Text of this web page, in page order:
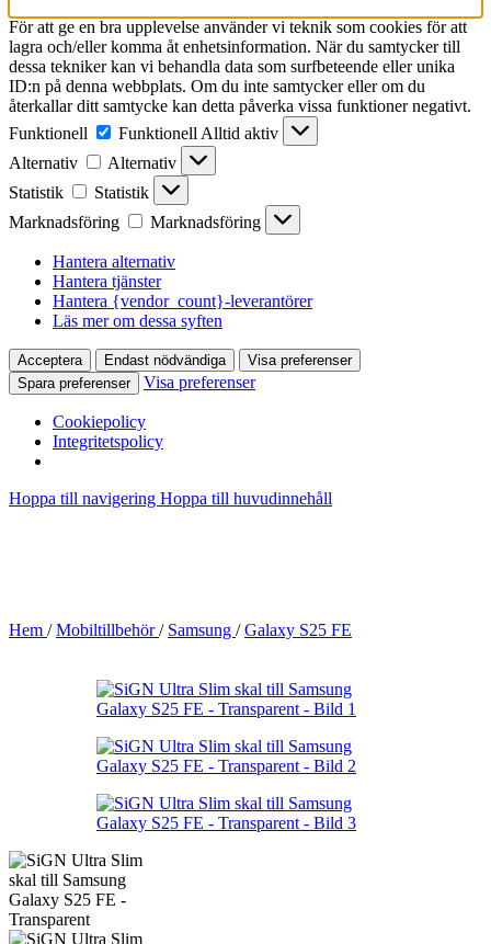
För att ge en bra upplevelse använder vi teknik som cookies för att
lagra och/eller komma åt enhetsinformation. När du samtycker till
dessa tekniker kan vi behandla data som surfbeteende eller unika
ID:n på denna webbplats. Om du inte samtycker eller om du
återkallar ditt samtycke kan detta påverka vissa funktioner negativt.
Funktionell
Funktionell Alltid aktiv
Alternativ
Alternativ
Statistik
Statistik
Marknadsföring
Marknadsföring
Hantera alternativ
Hantera tjänster
Hantera {vendor_count}-leverantörer
Läs mer om dessa syften
Acceptera Endast nödvändiga
Visa preferenser
Spara preferenser
Visa preferenser
Cookiepolicy
Integritetspolicy
Hoppa till navigering Hoppa till huvudinnehåll
Hem / Mobiltillbehör/ Samsung / Galaxy S25 FE